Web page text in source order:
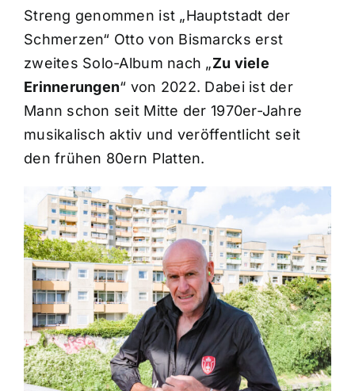
Streng genommen ist „Hauptstadt der
Schmerzen“ Otto von Bismarcks erst
zweites Solo-Album nach „Zu viele
Erinnerungen“ von 2022. Dabei ist der
Mann schon seit Mitte der 1970er-Jahre
musikalisch aktiv und veröffentlicht seit
den frühen 80ern Platten.